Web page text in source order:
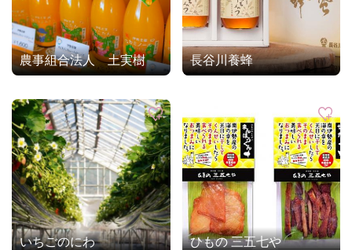
農事組合法人 土実樹 長谷川養蜂
いちごのにわ ひもの 三五七や